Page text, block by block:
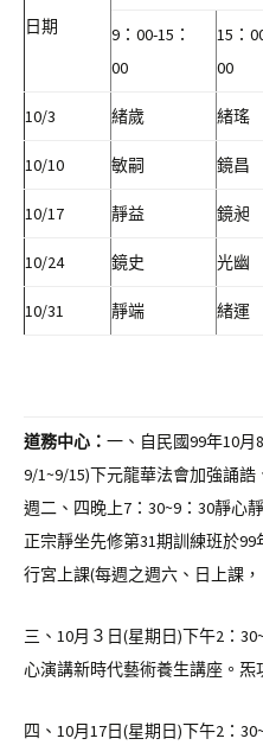
日期
9：00-15：
00
15：
00
10/3 緒歲 緒瑤
10/10 敏嗣 鏡昌
10/17 靜益 鏡昶
10/24 鏡史 光幽
10/31 靜端 緒運
道務中心： 一、自民國99年10月
9/1~9/15)下元龍華法會加強誦誥
週二、四晚上7：30~9：30靜心
正宗靜坐先修第31期訓練班於99
行宮上課(每週之週六、日上課
三、10月３日(星期日)下午2：
心演講新時代藝術養生講座。炁
四、10月17日(星期日)下午2：